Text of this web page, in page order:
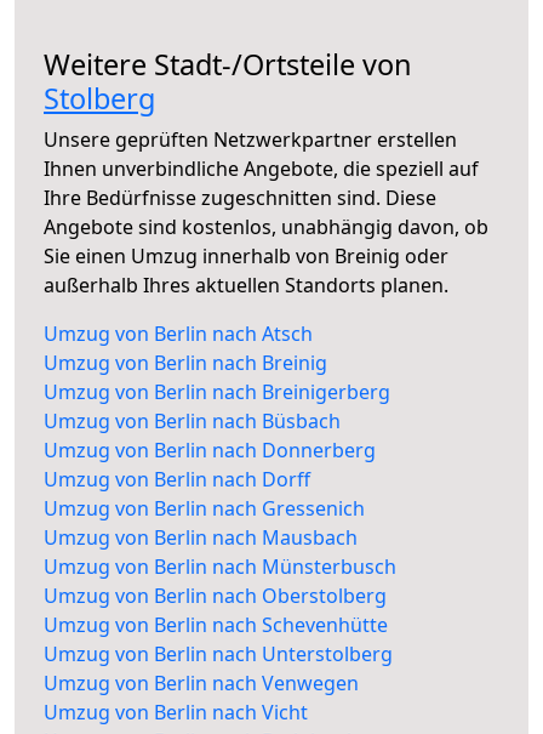
Weitere Stadt-/Ortsteile von
Stolberg
Unsere geprüften Netzwerkpartner erstellen
Ihnen unverbindliche Angebote, die speziell auf
Ihre Bedürfnisse zugeschnitten sind. Diese
Angebote sind kostenlos, unabhängig davon, ob
Sie einen Umzug innerhalb von Breinig oder
außerhalb Ihres aktuellen Standorts planen.
Umzug von Berlin nach Atsch
Umzug von Berlin nach Breinig
Umzug von Berlin nach Breinigerberg
Umzug von Berlin nach Büsbach
Umzug von Berlin nach Donnerberg
Umzug von Berlin nach Dorff
Umzug von Berlin nach Gressenich
Umzug von Berlin nach Mausbach
Umzug von Berlin nach Münsterbusch
Umzug von Berlin nach Oberstolberg
Umzug von Berlin nach Schevenhütte
Umzug von Berlin nach Unterstolberg
Umzug von Berlin nach Venwegen
Umzug von Berlin nach Vicht